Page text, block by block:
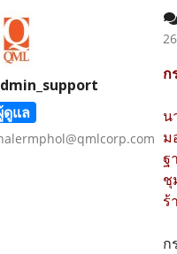
ดูแล
ก
น
ม
ฐ
ชุ
ร้
ก